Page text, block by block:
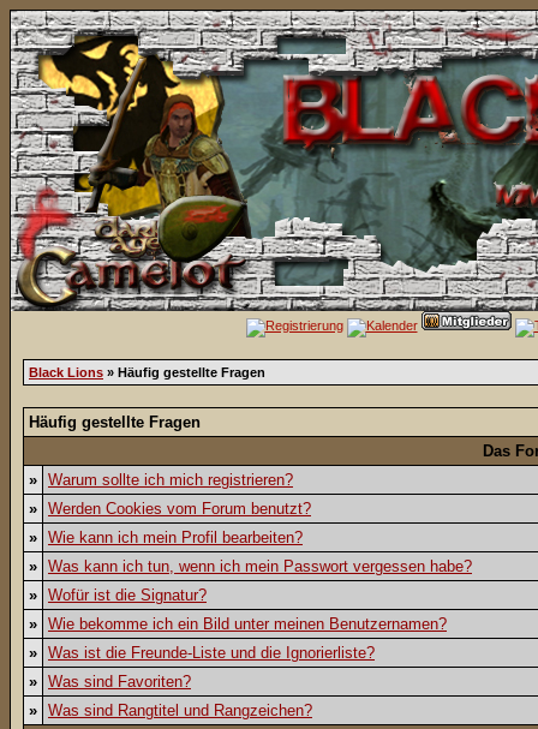
Black Lions » Häufig gestellte Fragen
Häufig gestellte Fragen
Das
» Warum sollte ich mich registrieren?
» Werden Cookies vom Forum benutzt?
» Wie kann ich mein Profil bearbeiten?
» Was kann ich tun, wenn ich mein Passwort vergessen habe?
» Wofür ist die Signatur?
» Wie bekomme ich ein Bild unter meinen Benutzernamen?
» Was ist die Freunde-Liste und die Ignorierliste?
» Was sind Favoriten?
» Was sind Rangtitel und Rangzeichen?